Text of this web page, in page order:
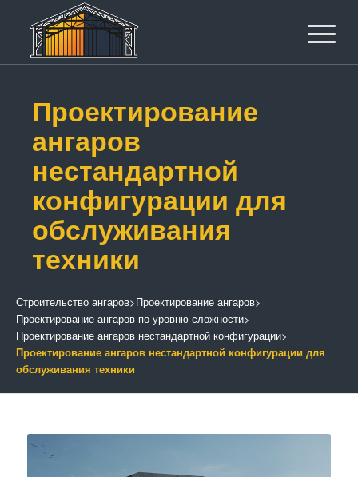
Проектирование
ангаров
нестандартной
конфигурации для
обслуживания
техники
Строительство ангаров>Проектирование ангаров>
Проектирование ангаров по уровню сложности>
Проектирование ангаров нестандартной конфигурации>
Проектирование ангаров нестандартной конфигурации для
обслуживания техники